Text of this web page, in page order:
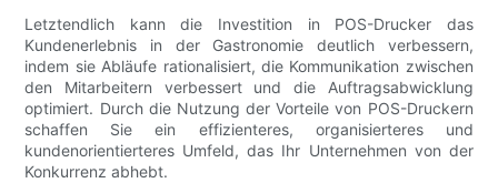
Letztendlich kann die Investition in POS-Drucker das
Kundenerlebnis in der Gastronomie deutlich verbessern,
indem sie Abläufe rationalisiert, die Kommunikation zwischen
den Mitarbeitern verbessert und die Auftragsabwicklung
optimiert. Durch die Nutzung der Vorteile von POS-Druckern
schaffen Sie ein effizienteres, organisierteres und
kundenorientierteres Umfeld, das Ihr Unternehmen von der
Konkurrenz abhebt.